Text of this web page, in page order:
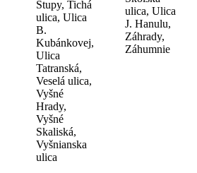
Stupy, Tichá
ulica, Ulica
B.
Kubánkovej,
Ulica
Tatranská,
Veselá ulica,
Vyšné
Hrady,
Vyšné
Skaliská,
Vyšnianska
ulica
ulica, Ulica
J. Hanulu,
Záhrady,
Záhumnie